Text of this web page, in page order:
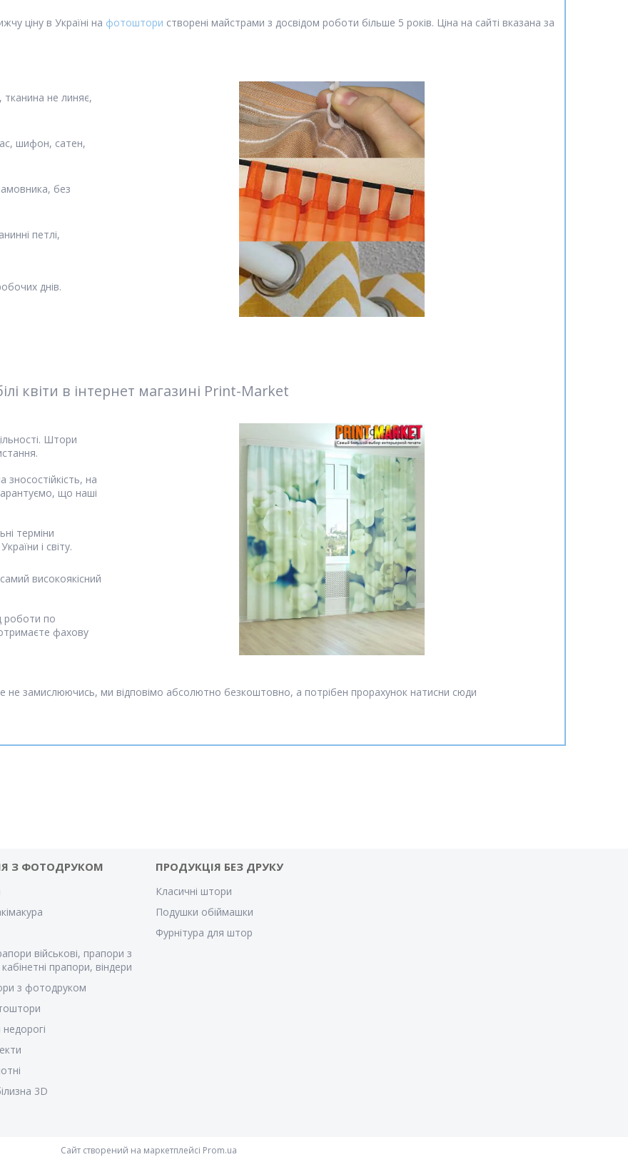
ціну в Україні на фотоштори створені майстрами з досвідом роботи більше 5 років. Ціна на сайті вказана за
не линяє,
шифон, сатен,
без
петлі,
днів.
квіти в інтернет магазині Print-Market
Штори
зносостійкість, на
що наші
терміни
і світу.
високоякісний
роботи по
фахову
не замислюючись, ми відповімо абсолютно безкоштовно, а потрібен прорахунок натисни сюди
З ФОТОДРУКОМ
військові, прапори з
прапори, віндери
з фотодруком
3D
ПРОДУКЦІЯ БЕЗ ДРУКУ
Класичні штори
Подушки обіймашки
Фурнітура для штор
Сайт створений на маркетплейсі Prom.ua